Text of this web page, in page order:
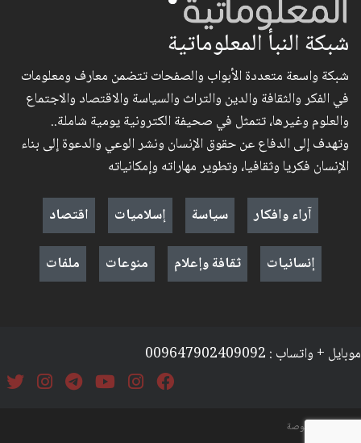
شبكة النبأ المعلوماتية
شبكة واسعة متعددة الأبواب والصفحات تتضمن معارف ومعلومات
في الفكر والثقافة والدين والتراث والسياسة والاقتصاد والاجتماع
والعلوم وغيرها، تتمثل في صحيفة الكترونية يومية شاملة..
وتهدف إلى الدفاع عن حقوق الإنسان ونشر الوعي والدعوة إلى بناء
الإنسان فكريا وثقافيا، وتطوير مهاراته وإمكانياته
آراء وافكار
سياسة إسلاميات
اقتصاد
إنسانيات
ثقافة وإعلام منوعات ملفات
موبايل + واتساب : 009647902409092
السياسة والخصوصة